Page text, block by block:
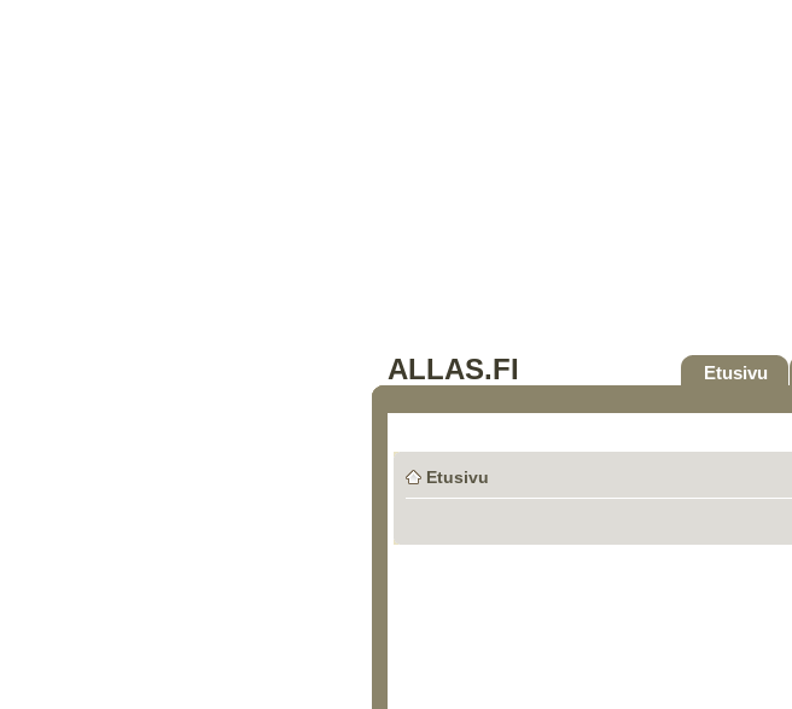
ALLAS.FI Etusivu
Etusivu